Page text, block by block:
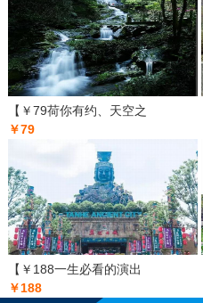
【￥79荷你有约、天空之
￥79
【￥188一生必看的演出
￥188